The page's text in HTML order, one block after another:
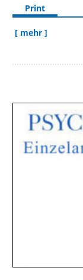
Print
[ mehr ]